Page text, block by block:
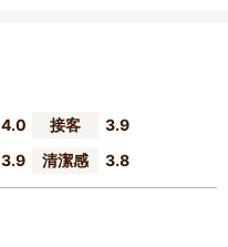
4.0 接客
3.9
3.9 清潔感 3.8